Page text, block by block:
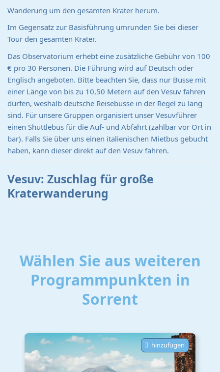
Wanderung um den gesamten Krater herum.
Im Gegensatz zur Basisführung umrunden Sie bei dieser
Tour den gesamten Krater.
Das Observatorium erhebt eine zusätzliche Gebühr von 100
€ pro 30 Personen. Die Führung wird auf Deutsch oder
Englisch angeboten. Bitte beachten Sie, dass nur Busse mit
einer Länge von bis zu 10,50 Metern auf den Vesuv fahren
dürfen, weshalb deutsche Reisebusse in der Regel zu lang
sind. Für unsere Gruppen organisiert unser Vesuvführer
einen Shuttlebus für die Auf- und Abfahrt (zahlbar vor Ort in
bar). Falls Sie über uns einen italienischen Mietbus gebucht
haben, kann dieser direkt auf den Vesuv fahren.
Vesuv: Zuschlag für große
Kraterwanderung
Wählen Sie aus weiteren
Programmpunkten in
Sorrent
hinzufügen